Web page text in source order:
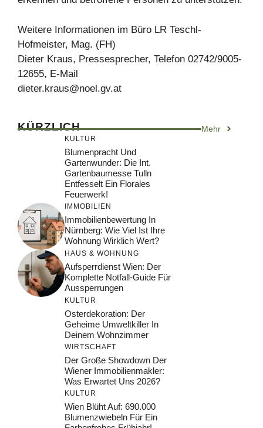
Weitere Informationen im Büro LR Teschl-
Hofmeister, Mag. (FH)
Dieter Kraus, Pressesprecher, Telefon 02742/9005-
12655, E-Mail
dieter.kraus@noel.gv.at
KÜRZLICH Mehr
KULTUR
Blumenpracht Und
Gartenwunder: Die Int.
Gartenbaumesse Tulln
Entfesselt Ein Florales
Feuerwerk!
IMMOBILIEN
Immobilienbewertung In
Nürnberg: Wie Viel Ist Ihre
Wohnung Wirklich Wert?
HAUS & WOHNUNG
Aufsperrdienst Wien: Der
Komplette Notfall-Guide Für
Aussperrungen
KULTUR
Osterdekoration: Der
Geheime Umweltkiller In
Deinem Wohnzimmer
WIRTSCHAFT
Der Große Showdown Der
Wiener Immobilienmakler:
Was Erwartet Uns 2026?
KULTUR
Wien Blüht Auf: 690.000
Blumenzwiebeln Für Ein